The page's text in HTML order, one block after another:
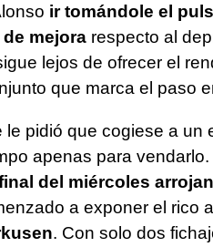
ir tomándole el
mejorarespecto al
lejos de ofrecer el
que marca el paso
pidió que cogiese a un
apenas para
del miércoles
a exponer el rico
. Con solo dos